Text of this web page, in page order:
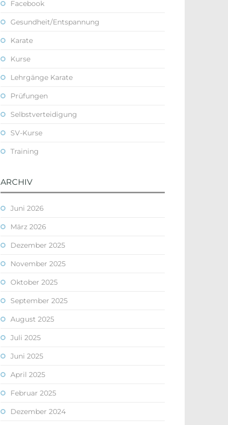
Facebook
Gesundheit/Entspannung
Karate
Kurse
Lehrgänge Karate
Prüfungen
Selbstverteidigung
SV-Kurse
Training
ARCHIV
Juni 2026
März 2026
Dezember 2025
November 2025
Oktober 2025
September 2025
August 2025
Juli 2025
Juni 2025
April 2025
Februar 2025
Dezember 2024